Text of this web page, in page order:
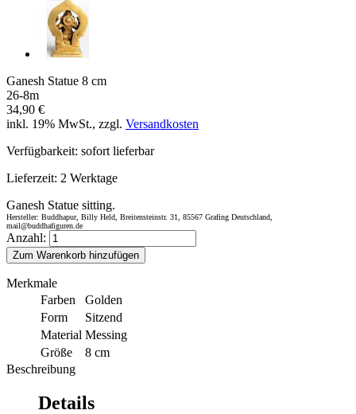
Ganesh Statue 8 cm
26-8m
34,90 €
inkl. 19% MwSt., zzgl. Versandkosten
Verfügbarkeit: sofort lieferbar
Lieferzeit: 2 Werktage
Ganesh Statue sitting.
Hersteller: Buddhapur, Billy Held, Breitensteinstr. 31, 85567 Grafing Deutschland,
mail@buddhafiguren.de
Anzahl:
Zum Warenkorb hinzufügen
Merkmale
Farben
Golden
Form
Sitzend
Material Messing
Größe
8 cm
Beschreibung
Details